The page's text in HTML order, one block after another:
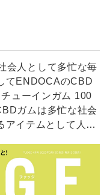
会人として多忙な毎
てENDOCAのCBD
ューインガム 100
ガムは多忙な社会
アイテムとして人気
とにより、ベストな
献したといわれてい